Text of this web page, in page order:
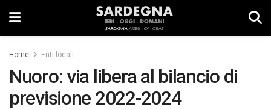
Home Enti locali
Nuoro: via libera al bilancio di
previsione 2022-2024